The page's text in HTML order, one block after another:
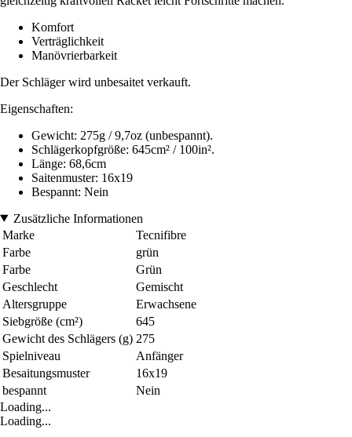
Komfort
Verträglichkeit
Manövrierbarkeit
Der Schläger wird unbesaitet verkauft.
Eigenschaften:
Gewicht: 275g / 9,7oz (unbespannt).
Schlägerkopfgröße: 645cm² / 100in².
Länge: 68,6cm
Saitenmuster: 16x19
Bespannt: Nein
Zusätzliche Informationen
Marke
Tecnifibre
Farbe
grün
Farbe
Grün
Geschlecht
Gemischt
Altersgruppe
Erwachsene
Siebgröße (cm²)
645
Gewicht des Schlägers (g) 275
Spielniveau
Anfänger
Besaitungsmuster
16x19
bespannt
Nein
Loading...
Loading...